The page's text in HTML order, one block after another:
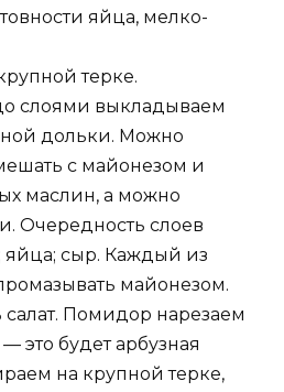
яйца, мелко-
терке.
слоями выкладываем
дольки. Можно
с майонезом и
маслин, а можно
Очередность слоев
сыр. Каждый из
майонезом.
салат. Помидор нарезаем
это будет арбузная
на крупной терке,